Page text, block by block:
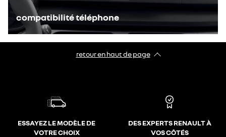
compatibilité téléphone
retour en haut de page​
ESSAYEZ LE MODÈLE DE
VOTRE CHOIX
DES EXPERTS RENAULT À
VOS CÔTÉS